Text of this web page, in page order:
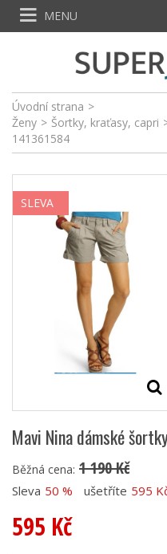
Úvodní strana >
Ženy > Šortky, kraťasy, capri
141361584
SLEVA
Mavi Nina dámské
Běžná cena: 1 190 Kč
Sleva 50 % ušetříte 595
595 Kč
MENU